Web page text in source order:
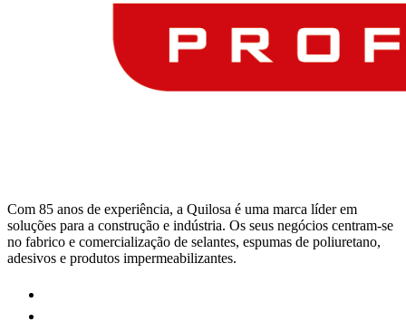
Com 85 anos de experiência, a Quilosa é uma marca líder em
soluções para a construção e indústria. Os seus negócios centram-se
no fabrico e comercialização de selantes, espumas de poliuretano,
adesivos e produtos impermeabilizantes.